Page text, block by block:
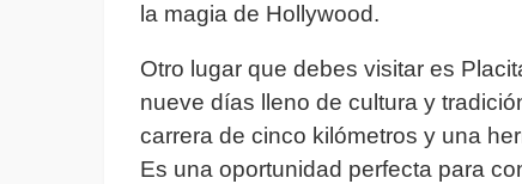
la magia de Hollywood.
Otro lugar que debes visitar es
nueve días lleno de cultura y
carrera de cinco kilómetros y una
Es una oportunidad perfecta para